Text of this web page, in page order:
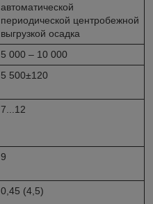
автоматической
периодической центробежной
выгрузкой осадка
5 000 – 10 000
5 500±120
7...12
9
0,45 (4,5)